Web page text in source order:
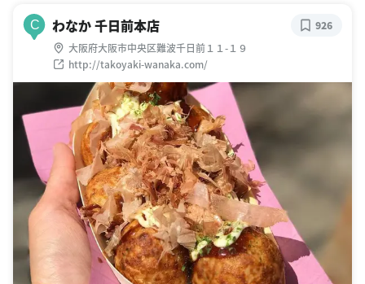
C わなか 千日前本店
大阪府大阪市中央区難波千日前１１-１９
http://takoyaki-wanaka.com/
926